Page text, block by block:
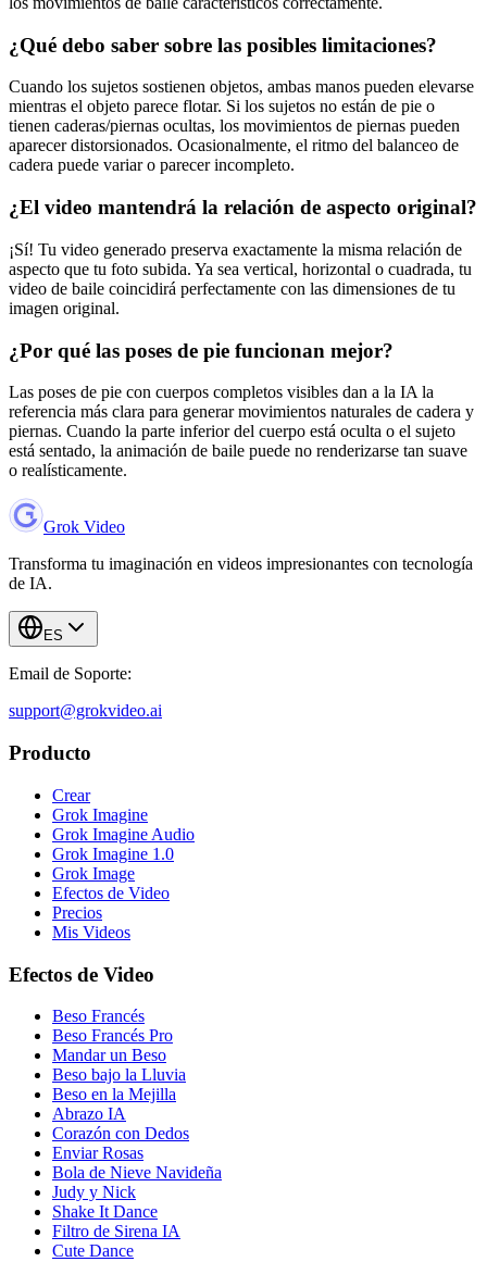
¿Qué debo saber sobre las posibles limitaciones?
Cuando los sujetos sostienen objetos, ambas manos pueden elevarse
mientras el objeto parece flotar. Si los sujetos no están de pie o
tienen caderas/piernas ocultas, los movimientos de piernas pueden
aparecer distorsionados. Ocasionalmente, el ritmo del balanceo de
cadera puede variar o parecer incompleto.
¿El video mantendrá la relación de aspecto original?
¡Sí! Tu video generado preserva exactamente la misma relación de
aspecto que tu foto subida. Ya sea vertical, horizontal o cuadrada, tu
video de baile coincidirá perfectamente con las dimensiones de tu
imagen original.
¿Por qué las poses de pie funcionan mejor?
Las poses de pie con cuerpos completos visibles dan a la IA la
referencia más clara para generar movimientos naturales de cadera y
piernas. Cuando la parte inferior del cuerpo está oculta o el sujeto
está sentado, la animación de baile puede no renderizarse tan suave
o realísticamente.
Grok Video
Transforma tu imaginación en videos impresionantes con tecnología
de IA.
ES
Email de Soporte:
support@grokvideo.ai
Producto
Crear
Grok Imagine
Grok Imagine Audio
Grok Imagine 1.0
Grok Image
Efectos de Video
Precios
Mis Videos
Efectos de Video
Beso Francés
Beso Francés Pro
Mandar un Beso
Beso bajo la Lluvia
Beso en la Mejilla
Abrazo IA
Corazón con Dedos
Enviar Rosas
Bola de Nieve Navideña
Judy y Nick
Shake It Dance
Filtro de Sirena IA
Cute Dance